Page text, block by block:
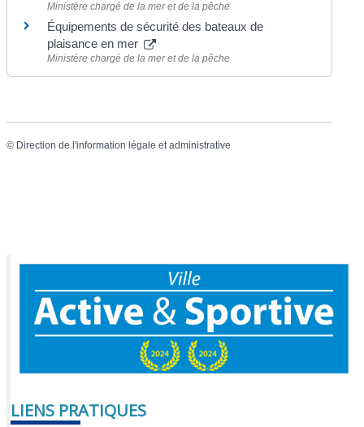
Ministère chargé de la mer et de la pêche
Équipements de sécurité des bateaux de
plaisance en mer
Ministère chargé de la mer et de la pêche
© Direction de l'information légale et administrative
LIENS PRATIQUES